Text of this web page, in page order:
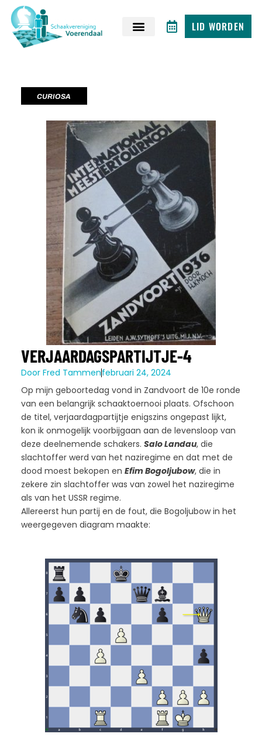
LID WORDEN
CURIOSA
VERJAARDAGSPARTIJTJE-4
DoorFred Tammenfebruari 24, 2024
Op mijn geboortedag vond in Zandvoort de 10e ronde
van een belangrijk schaaktoernooi plaats. Ofschoon
de titel, verjaardagpartijtje enigszins ongepast lijkt,
kon ik onmogelijk voorbijgaan aan de levensloop van
deze deelnemende schakers. Salo Landau, die
slachtoffer werd van het naziregime en dat met de
dood moest bekopen en Efim Bogoljubow, die in
zekere zin slachtoffer was van zowel het naziregime
als van het USSR regime.
Allereerst hun partij en de fout, die Bogoljubow in het
weergegeven diagram maakte: